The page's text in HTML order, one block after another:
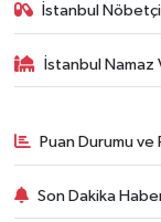
İstanbul
İstanbul Namaz
Puan Durumu ve
Son Dakika